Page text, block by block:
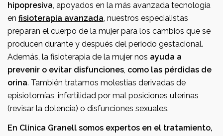
hipopresiva, apoyados en la más avanzada tecnología
en fisioterapia avanzada, nuestros especialistas
preparan el cuerpo de la mujer para los cambios que se
producen durante y después del periodo gestacional.
Además, la fisioterapia de la mujer nos ayuda a
prevenir o evitar disfunciones, como las pérdidas de
orina. También tratamos molestias derivadas de
episiotomías, infertilidad por mal posiciones uterinas
(revisar la dolencia) o disfunciones sexuales.
En Clínica Granell somos expertos en el tratamiento,